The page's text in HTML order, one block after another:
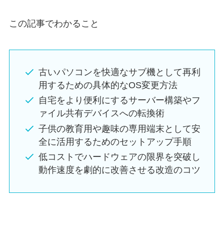
この記事でわかること
古いパソコンを快適なサブ機として再利
用するための具体的なOS変更方法
自宅をより便利にするサーバー構築やフ
ァイル共有デバイスへの転換術
子供の教育用や趣味の専用端末として安
全に活用するためのセットアップ手順
低コストでハードウェアの限界を突破し
動作速度を劇的に改善させる改造のコツ